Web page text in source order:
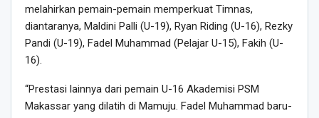
melahirkan pemain-pemain memperkuat Timnas,
diantaranya, Maldini Palli (U-19), Ryan Riding (U-16), Rezky
Pandi (U-19), Fadel Muhammad (Pelajar U-15), Fakih (U-
16).
“Prestasi lainnya dari pemain U-16 Akademisi PSM
Makassar yang dilatih di Mamuju. Fadel Muhammad baru-